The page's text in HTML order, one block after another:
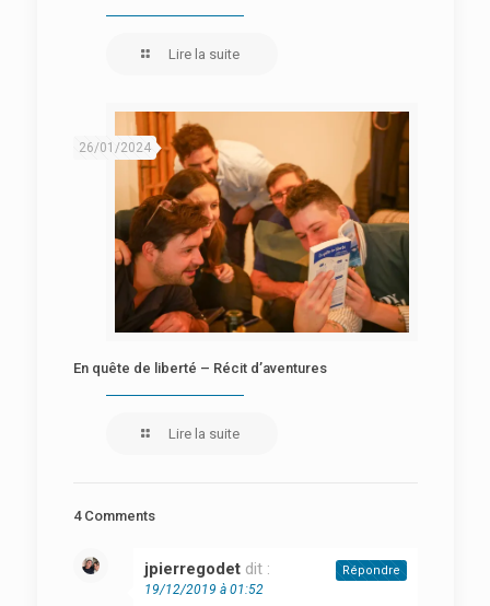
Lire la suite
26/01/2024
En quête de liberté – Récit d’aventures
Lire la suite
4 Comments
jpierregodet dit :
19/12/2019 à 01:52
Répondre